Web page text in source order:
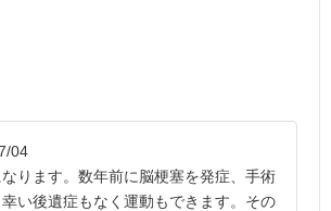
04
ります。数年前に脳梗塞を発症、手術
い後遺症もなく運動もできます。その